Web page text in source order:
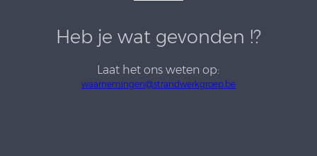
Heb je wat gevonden !?
Laat het ons weten op:
waarnemingen@strandwerkgroep.be